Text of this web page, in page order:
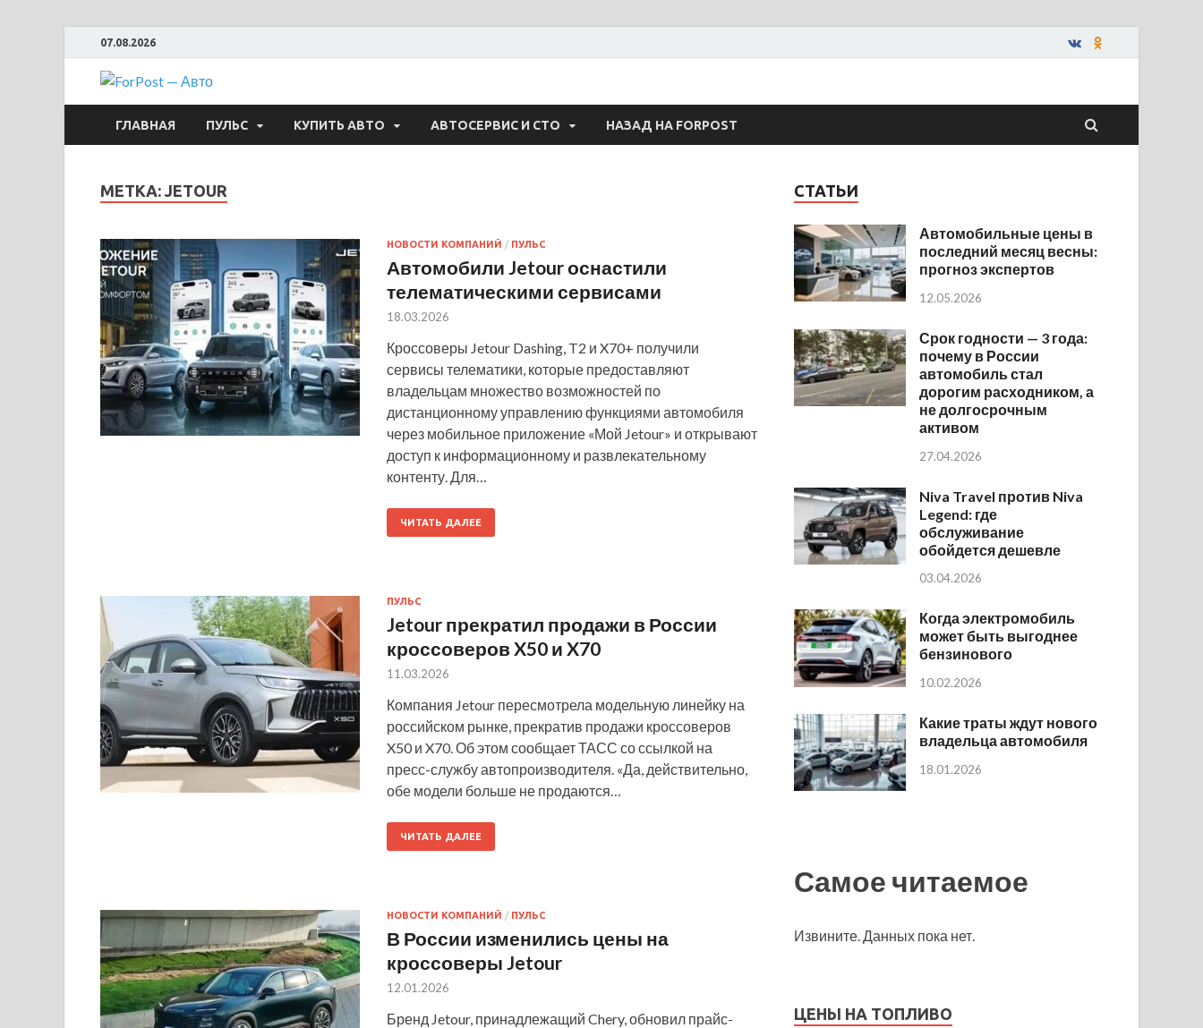
07.08.2026
ForPost — Авто
ГЛАВНАЯ ПУЛЬС КУПИТЬ АВТО АВТОСЕРВИС И СТО НАЗАД НА FORPOST
МЕТКА: JETOUR
НОВОСТИ КОМПАНИЙ / ПУЛЬС
Автомобили Jetour оснастили
телематическими сервисами
18.03.2026
Кроссоверы Jetour Dashing, T2 и X70+ получили
сервисы телематики, которые предоставляют
владельцам множество возможностей по
дистанционному управлению функциями автомобиля
через мобильное приложение «Мой Jetour» и открывают
доступ к информационному и развлекательному
контенту. Для…
ЧИТАТЬ ДАЛЕЕ
ПУЛЬС
Jetour прекратил продажи в России
кроссоверов X50 и X70
11.03.2026
Компания Jetour пересмотрела модельную линейку на
российском рынке, прекратив продажи кроссоверов
X50 и X70. Об этом сообщает ТАСС со ссылкой на
пресс-службу автопроизводителя. «Да, действительно,
обе модели больше не продаются…
ЧИТАТЬ ДАЛЕЕ
НОВОСТИ КОМПАНИЙ / ПУЛЬС
В России изменились цены на
кроссоверы Jetour
12.01.2026
Бренд Jetour, принадлежащий Chery, обновил прайс-
СТАТЬИ
Автомобильные цены в
последний месяц весны:
прогноз экспертов
12.05.2026
Срок годности — 3 года:
почему в России
автомобиль стал
дорогим расходником, а
не долгосрочным
активом
27.04.2026
Niva Travel против Niva
Legend: где
обслуживание
обойдется дешевле
03.04.2026
Когда электромобиль
может быть выгоднее
бензинового
10.02.2026
Какие траты ждут нового
владельца автомобиля
18.01.2026
Самое читаемое
Извините. Данных пока нет.
ЦЕНЫ НА ТОПЛИВО